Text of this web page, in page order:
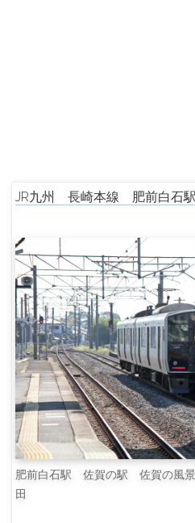
JR九州 長崎本線 肥前白石
肥前白石駅 佐賀の駅 佐賀の風
田